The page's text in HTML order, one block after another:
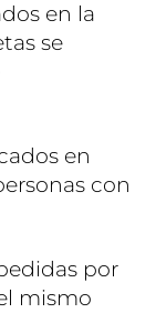
en la
se
en
con
por
mismo